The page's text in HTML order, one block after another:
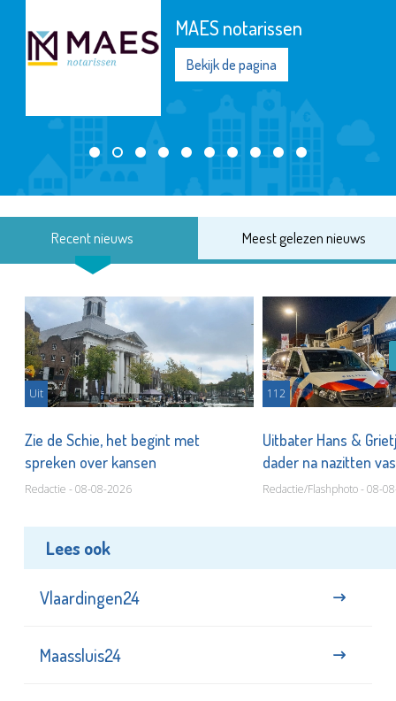
Bekijk de pagina
Recent nieuws Meest gelezen nieuws
Uit
spreken over kansen
Redactie - 08-08-2026
112
dader na nazitten
Redactie/Flashphoto - 08-
Lees ook